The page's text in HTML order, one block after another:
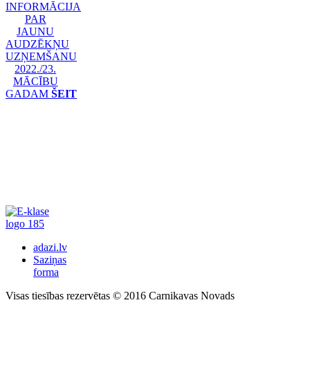
INFORMĀCIJA
PAR
JAUNU
AUDZĒKŅU
UZŅEMŠANU
2022./23.
MĀCĪBU
GADAM ŠEIT
adazi.lv
Saziņas
forma
Visas tiesības rezervētas © 2016 Carnikavas Novads